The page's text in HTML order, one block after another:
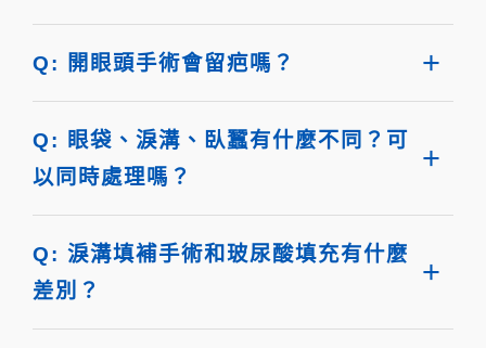
Q: 開眼頭手術會留疤嗎？
Q: 眼袋、淚溝、臥蠶有什麼不同？可
以同時處理嗎？
Q: 淚溝填補手術和玻尿酸填充有什麼
差別？